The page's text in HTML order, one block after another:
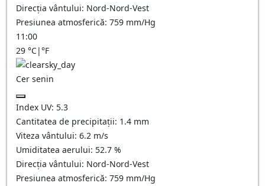
Direcția vântului: Nord-Nord-Vest
Presiunea atmosferică: 759 mm/Hg
11:00
29 °C|°F
Cer senin
Index UV: 5.3
Cantitatea de precipitații: 1.4 mm
Viteza vântului: 6.2 m/s
Umiditatea aerului: 52.7 %
Direcția vântului: Nord-Nord-Vest
Presiunea atmosferică: 759 mm/Hg